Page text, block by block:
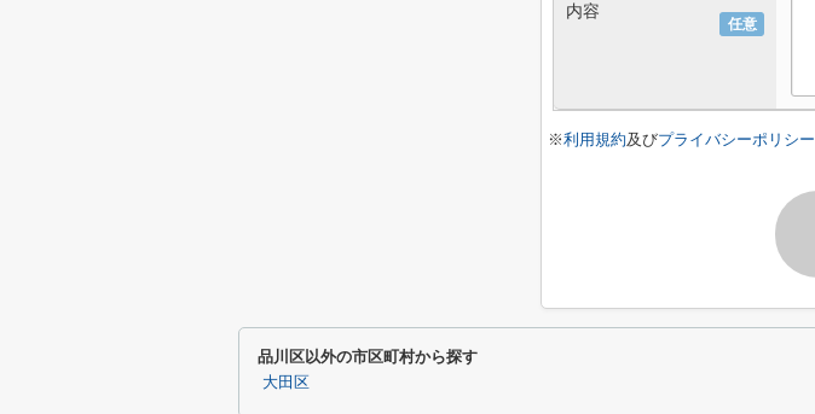
任意
内容
※利用規約及びプライバシーポリシー
品川区以外の市区町村から探す
大田区